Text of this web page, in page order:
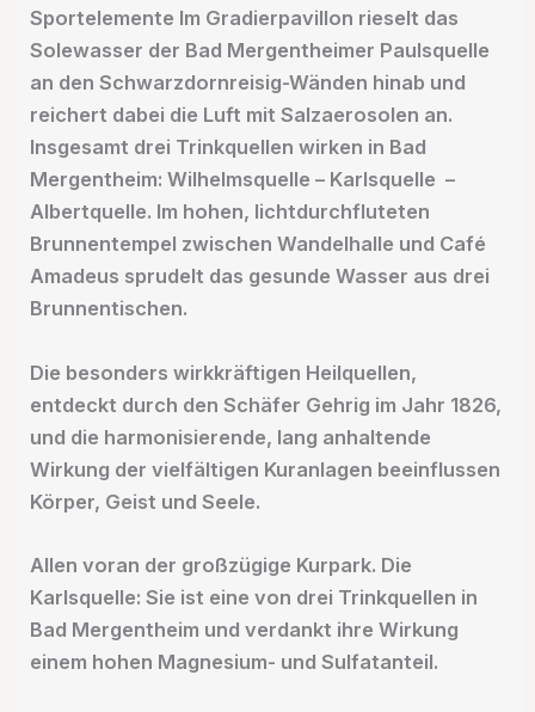
Sportelemente Im Gradierpavillon rieselt das
Solewasser der Bad Mergentheimer Paulsquelle
an den Schwarzdornreisig-Wänden hinab und
reichert dabei die Luft mit Salzaerosolen an.
Insgesamt drei Trinkquellen wirken in Bad
Mergentheim: Wilhelmsquelle – Karlsquelle –
Albertquelle. Im hohen, lichtdurchfluteten
Brunnentempel zwischen Wandelhalle und Café
Amadeus sprudelt das gesunde Wasser aus drei
Brunnentischen.
Die besonders wirkkräftigen Heilquellen,
entdeckt durch den Schäfer Gehrig im Jahr 1826,
und die harmonisierende, lang anhaltende
Wirkung der vielfältigen Kuranlagen beeinflussen
Körper, Geist und Seele.
Allen voran der großzügige Kurpark. Die
Karlsquelle: Sie ist eine von drei Trinkquellen in
Bad Mergentheim und verdankt ihre Wirkung
einem hohen Magnesium- und Sulfatanteil.